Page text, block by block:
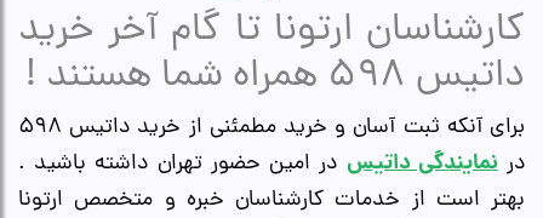
کارشناسان ارتونا تا گام آخر خرید
داتیس 598 همراه شما هستند !
برای آنکه ثبت آسان و خرید مطمئنی از خرید داتیس 598
درنمایندگی داتیس در امین حضور تهران داشته باشید .
بهتر است از خدمات کارشناسان خبره و متخصص ارتونا